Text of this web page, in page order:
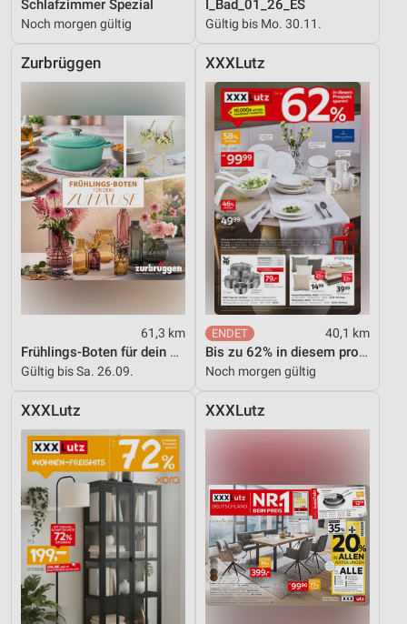
Schlafzimmer Spezial
Noch morgen gültig
I_Bad_01_26_ES
Gültig bis Mo. 30.11.
Zurbrüggen
61,3 km
Frühlings-Boten für dein Zuhause
Gültig bis Sa. 26.09.
XXXLutz
40,1 km
Bis zu 62% in diesem prospekt
Noch morgen gültig
XXXLutz XXXLutz